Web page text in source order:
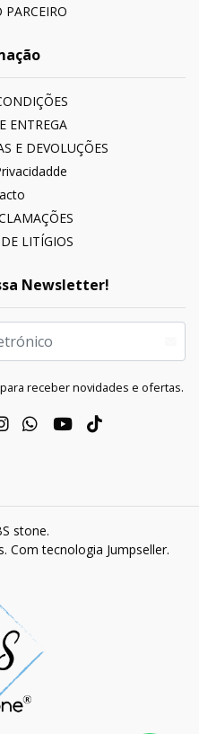
PARCEIRO
ENTREGA
E DEVOLUÇÕES
LITÍGIOS
Newsletter!
receber novidades e ofertas.
stone.
Com tecnologia Jumpseller.